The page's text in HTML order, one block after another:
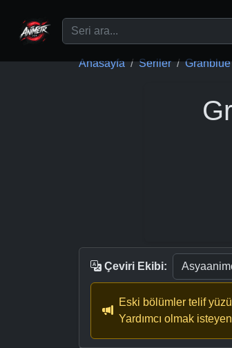
Anasayfa Seriler
Çeviri Ekibi:
Eski bölümler telif
Yardımcı olmak